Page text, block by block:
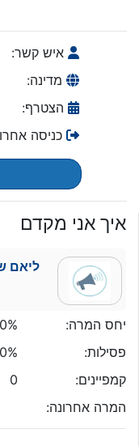
איש קשר:
מדינה:
הצטרף:
כניסה
איך אני מקדם
ליאם
יחס המרה:
פסילות:
קמפיינים:
0
המרה אחרונה: